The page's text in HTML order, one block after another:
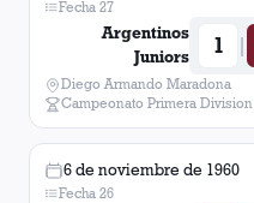
Fecha 27
Argentinos
Juniors
1 |
Diego Armando Maradona
Campeonato Primera Division
6 de noviembre de 1960
Fecha 26